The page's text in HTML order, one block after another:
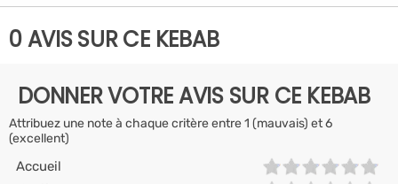
0 AVIS SUR CE KEBAB
DONNER VOTRE AVIS SUR CE KEBAB
Attribuez une note à chaque critère entre 1 (mauvais) et 6
(excellent)
Accueil